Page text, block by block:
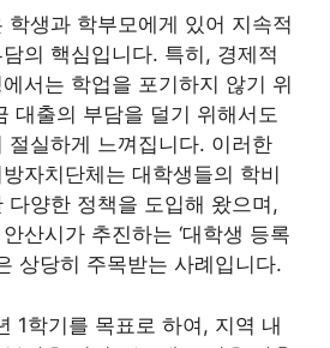
학생과 학부모에게 있어 지속적
의 핵심입니다. 특히, 경제적
서는 학업을 포기하지 않기 위
대출의 부담을 덜기 위해서도
절실하게 느껴집니다. 이러한
자치단체는 대학생들의 학비
다양한 정책을 도입해 왔으며,
산시가 추진하는 ‘대학생 등록
상당히 주목받는 사례입니다.
1학기를 목표로 하여, 지역 내